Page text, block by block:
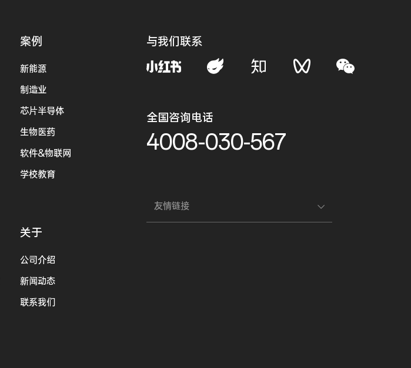
案例
新能源
制造业
芯片半导体
生物医药
软件&物联网
学校教育
关于
公司介绍
新闻动态
联系我们
与我们联系
全国咨询电话
4008-030-567
友情链接